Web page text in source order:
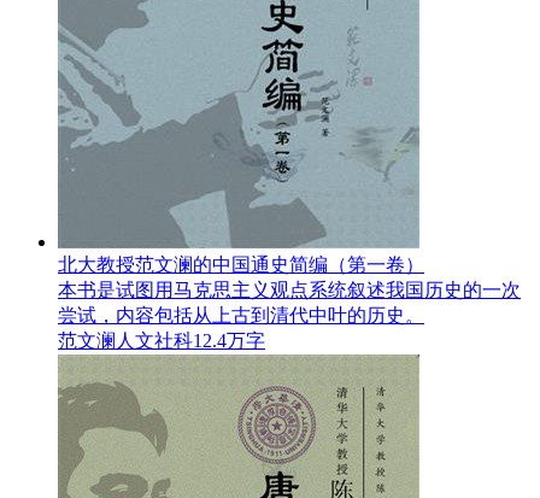
北大教授范文澜的中国通史简编（第一卷）
本书是试图用马克思主义观点系统叙述我国历史的一次
尝试，内容包括从上古到清代中叶的历史。
范文澜 人文社科12.4万字